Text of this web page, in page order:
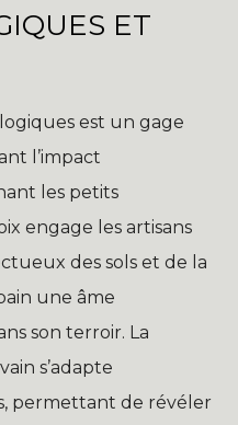
ET
est un gage
l’impact
les petits
engage les artisans
des sols et de la
une âme
son terroir. La
s’adapte
permettant de révéler